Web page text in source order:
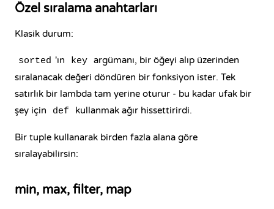
Özel sıralama anahtarları
Klasik durum:
sorted 'ın key argümanı, bir öğeyi alıp üzerinden
sıralanacak değeri döndüren bir fonksiyon ister. Tek
satırlık bir lambda tam yerine oturur - bu kadar ufak bir
şey için
def kullanmak ağır hissettirirdi.
Bir tuple kullanarak birden fazla alana göre
sıralayabilirsin:
min, max, filter, map